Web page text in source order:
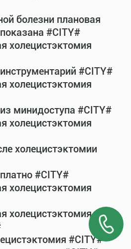
болезни плановая
#CITY#
холецистэктомия
#CITY#
холецистэктомия
минидоступа #CITY#
холецистэктомия
холецистэктомии
#CITY#
холецистэктомия
холецистэктомия
#CITY#